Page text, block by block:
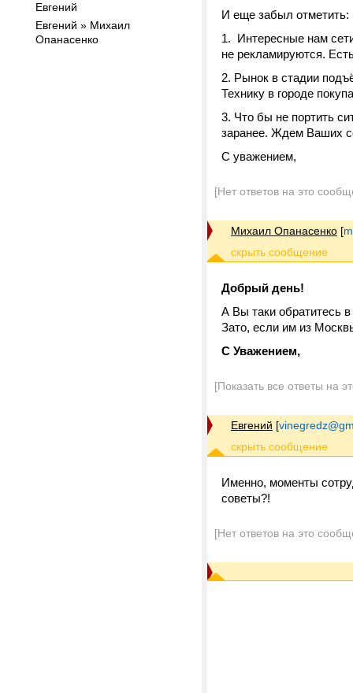
Евгений
Евгений » Михаил
Опанасенко
И еще забыл отметить:
1. Интересные нам
не рекламируются.
2. Рынок в стадии
Технику в городе
3. Что бы не портить
заранее. Ждем Ваших
С уважением,
[Нет ответов на это
Михаил Опанасенко [
Добрый день!
А Вы таки обратитесь
Зато, если им из
С Уважением,
[Показать все ответы на
Евгений [
Именно, моменты
советы?!
[Нет ответов на это